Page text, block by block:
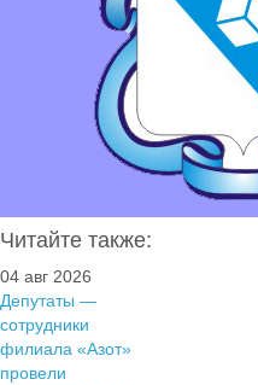
Читайте также:
04 авг 2026
Депутаты —
сотрудники
филиала «Азот»
провели